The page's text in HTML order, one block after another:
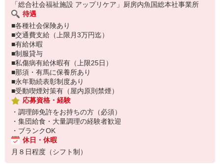
「総合社会福祉施設 アップリケア」厨房内魚国総本社事業所
待遇
■各種社会保険あり
■交通費支給（上限月3万円迄）
■有給休暇
■制服貸与
■私傷病有給休暇有（上限25日）
■那須・有馬に保養所あり
■永年勤続表彰制度あり
■受動喫煙対策有（屋内原則禁煙）
応募資格・経験
・調理師免許をお持ちの方（必須）
・集団給食・大量調理の経験者歓迎
・ブランクOK
休日・休暇
月８日程度（シフト制）